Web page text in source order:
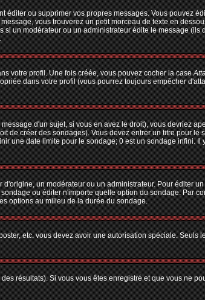
ou supprimer vos propres messages. Vous pouvez
vous trouverez un petit morceau de texte en
un modérateur ou un administrateur édite le message
votre profil. Une fois créée, vous pouvez cocher la case
dans votre profil (vous pourrez toujours empêcher
d'un sujet, si vous en avez le droit), vous devriez
de créer des sondages). Vous devez entrer un titre pour
une date limite pour le sondage; 0 est un sondage infini.
un modérateur ou un administrateur. Pour éditer
ou éditer n'importe quelle option du sondage. Par
options au milieu de la durée du sondage.
etc. vous devez avoir une autorisation spéciale.
résultats). Si vous vous êtes enregistré et que vous ne